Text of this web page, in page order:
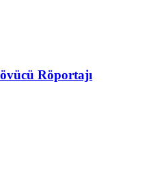
Röportajı